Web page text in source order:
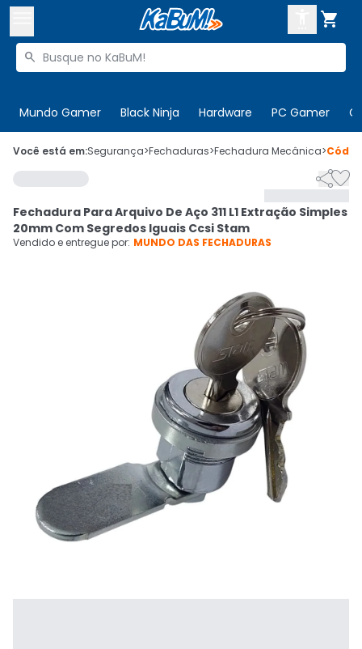

Buscar produtos

Mundo Gamer Black Ninja Hardware PC Gamer
 Olá. Acesse sua conta
 Departamentos
Cupons
CADASTRE-SE
Você está em:Segurança>Fechaduras>Fechadura Mecânica>

Fechadura Para Arquivo De Aço 311 L1 Extração Simples
20mm Com Segredos Iguais Ccsi Stam
Vendido e entregue por: MUNDO DAS FECHADURAS